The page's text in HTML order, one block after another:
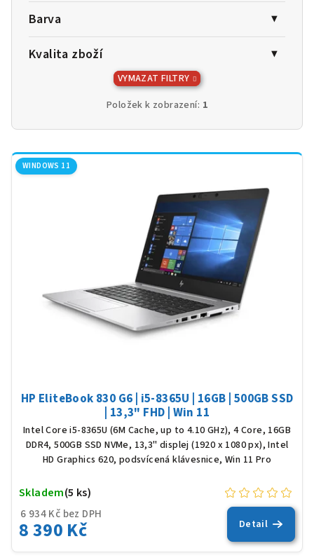
Barva
Kvalita zboží
VYMAZAT FILTRY
Položek k zobrazení: 1
V
WINDOWS 11
HP EliteBook 830 G6 | i5-8365U | 16GB | 500GB SSD
| 13,3" FHD | Win 11
Intel Core i5-8365U (6M Cache, up to 4.10 GHz), 4 Core, 16GB
DDR4, 500GB SSD NVMe, 13,3" displej (1920 x 1080 px), Intel
HD Graphics 620, podsvícená klávesnice, Win 11 Pro
6 934 Kč bez DPH
8 390 Kč
Skladem(5 ks)
Detail